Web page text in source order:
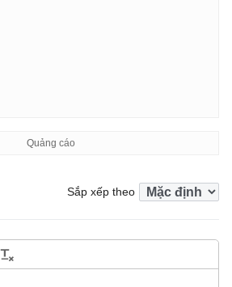
Sắp xếp theo